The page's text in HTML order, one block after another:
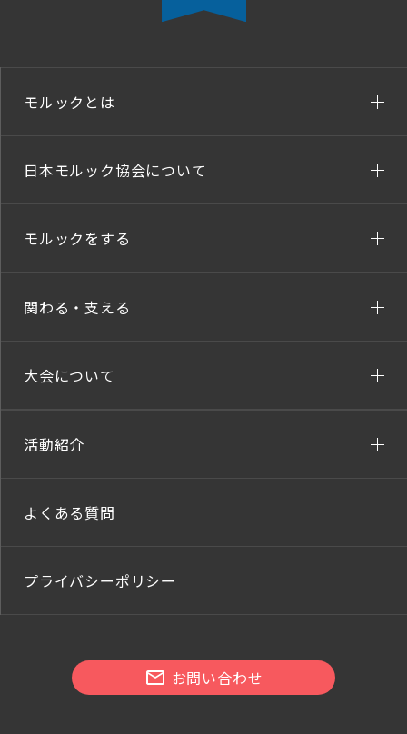
モルックとは
日本モルック協会について
モルックをする
関わる・支える
大会について
活動紹介
よくある質問
プライバシーポリシー
お問い合わせ